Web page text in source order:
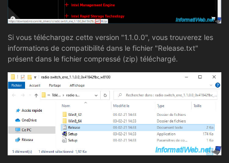
Si vous téléchargez cette version "1.1.0.0", vous trouverez les
informations de compatibilité dans le fichier "Release.txt"
présent dans le fichier compressé (zip) téléchargé.